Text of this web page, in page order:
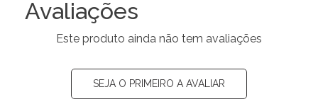
Avaliações
Este produto ainda não tem avaliações
SEJA O PRIMEIRO A AVALIAR